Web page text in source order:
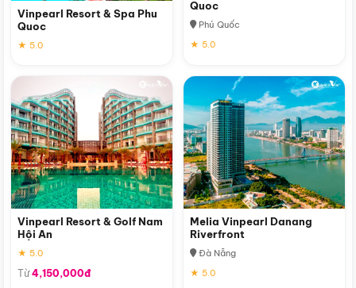
Vinpearl Resort & Spa Phu
Quoc
★ 5.0
Quoc
Phú Quốc
★ 5.0
Vinpearl Resort & Golf Nam
Hội An
★ 5.0
Từ4,150,000đ
Melia Vinpearl Danang
Riverfront
Đà Nẵng
★ 5.0